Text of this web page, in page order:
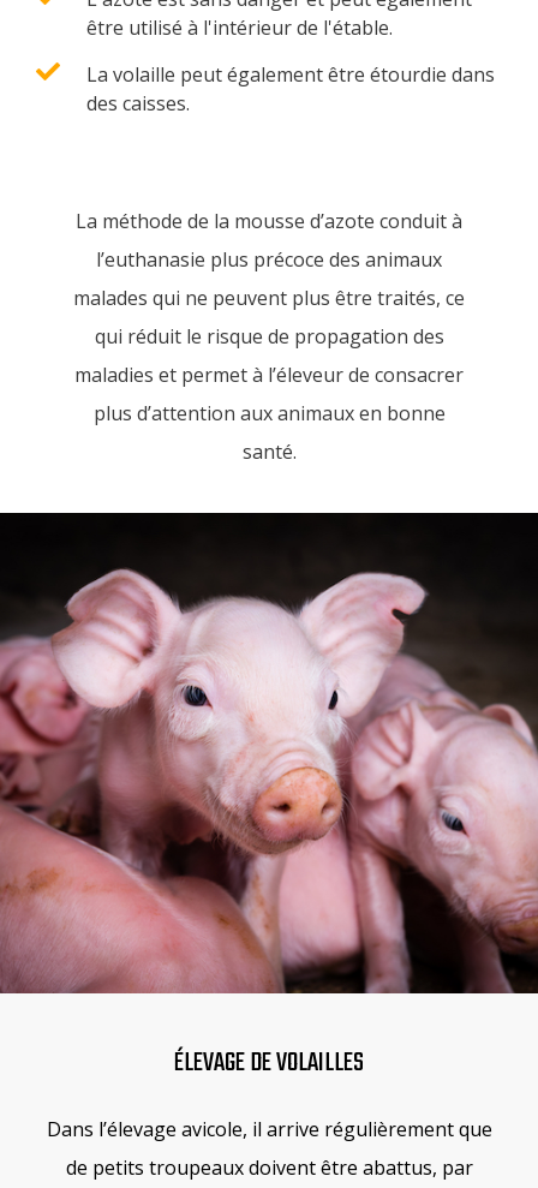
être utilisé à l'intérieur de l'étable.
La volaille peut également être étourdie dans
des caisses.
La méthode de la mousse d’azote conduit à
l’euthanasie plus précoce des animaux
malades qui ne peuvent plus être traités, ce
qui réduit le risque de propagation des
maladies et permet à l’éleveur de consacrer
plus d’attention aux animaux en bonne
santé.
ÉLEVAGE DE VOLAILLES
Dans l’élevage avicole, il arrive régulièrement que
de petits troupeaux doivent être abattus, par